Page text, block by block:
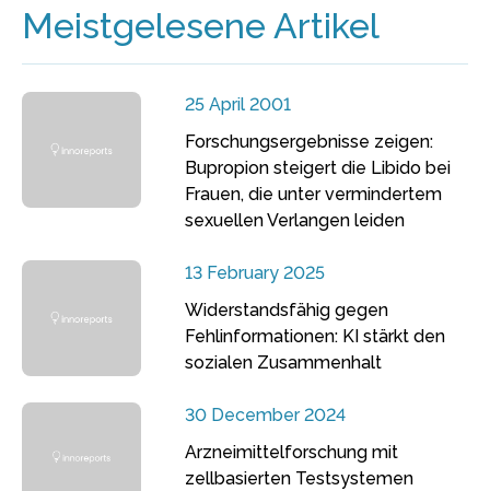
Meistgelesene Artikel
25 April 2001
Forschungsergebnisse zeigen:
Bupropion steigert die Libido bei
Frauen, die unter vermindertem
sexuellen Verlangen leiden
13 February 2025
Widerstandsfähig gegen
Fehlinformationen: KI stärkt den
sozialen Zusammenhalt
30 December 2024
Arzneimittelforschung mit
zellbasierten Testsystemen